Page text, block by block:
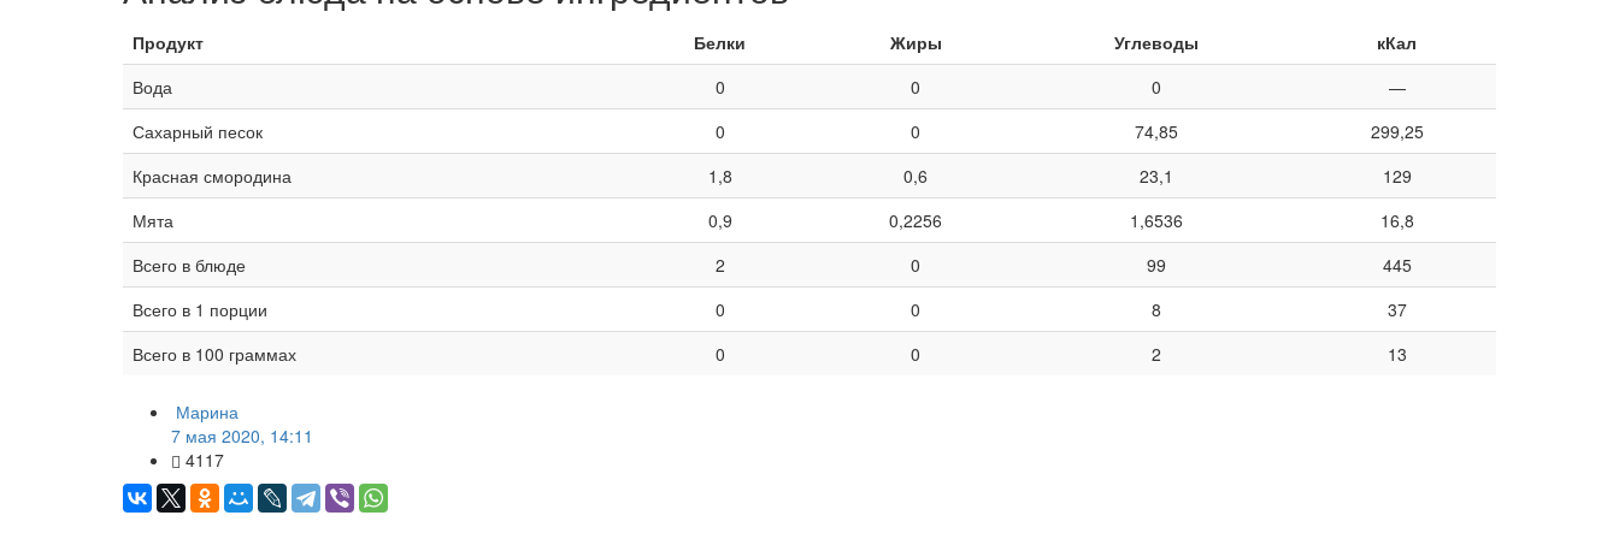
Продукт Белки Жиры Углеводы
кКал
Вода
0 0 0
—
Сахарный песок
0 0 74,85
299,25
Красная смородина
1,8 0,6 23,1
129
Мята
0,9 0,2256 1,6536
16,8
Всего в блюде
2 0 99
445
Всего в 1 порции
0 0 8
37
Всего в 100 граммах
0 0 2 13
Марина
7 мая 2020, 14:11
4117